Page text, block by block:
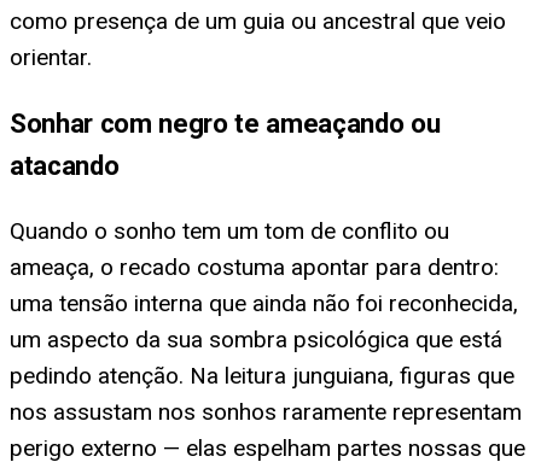
como presença de um guia ou ancestral que veio
orientar.
Sonhar com negro te ameaçando ou
atacando
Quando o sonho tem um tom de conflito ou
ameaça, o recado costuma apontar para dentro:
uma tensão interna que ainda não foi reconhecida,
um aspecto da sua sombra psicológica que está
pedindo atenção. Na leitura junguiana, figuras que
nos assustam nos sonhos raramente representam
perigo externo — elas espelham partes nossas que